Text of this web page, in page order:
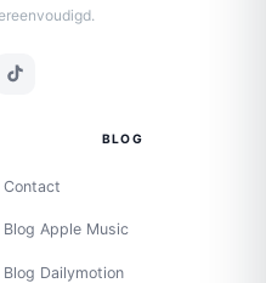
BLOG
Contact
Blog Apple Music
Blog Dailymotion